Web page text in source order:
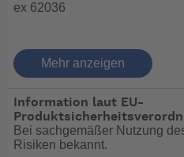
ex 62036
Duschbox Einzeln
EZ Water : eine Produktreihe,
Installation und eine perfekte
Design und dem Stil des
Mehr anzeigen
Information laut EU-
Bei sachgemäßer Nutzung
Risiken bekannt.